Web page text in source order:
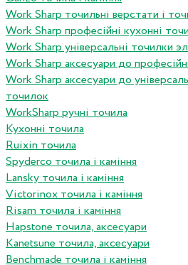
Work Sharp точильні верстати і
Work Sharp професiйнi кухоннi
Work Sharp унiверсальнi точилки
Work Sharp аксесуари до
Work Sharp аксесуари до
точилок
WorkSharp ручні точила
Кухонні точила
Ruixin точила
Spyderco точила і каміння
Lansky точила і каміння
Victorinox точила і каміння
Risam точила і каміння
Hapstone точила, аксесуари
Kanetsune точила, аксесуари
Benchmade точила і каміння